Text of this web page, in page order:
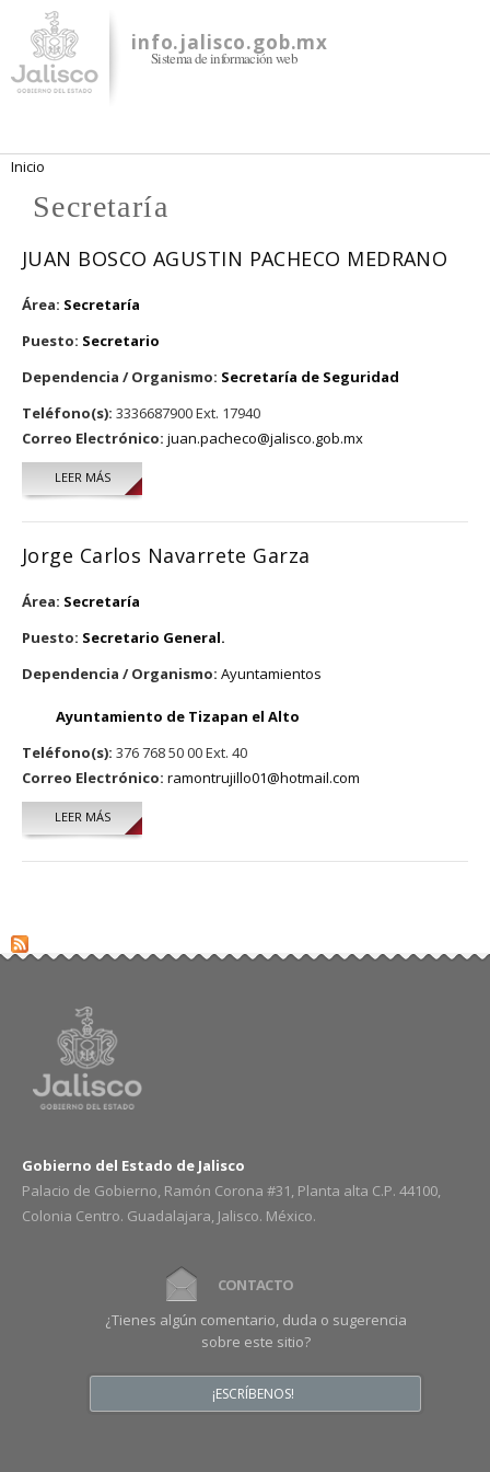
contenido
principal
info.jalisco.gob.mx
Sistema de información web
Se encuentra usted aquí
Inicio
Secretaría
JUAN BOSCO AGUSTIN PACHECO MEDRANO
Área: Secretaría
Puesto: Secretario
Dependencia / Organismo: Secretaría de Seguridad
Teléfono(s): 3336687900 Ext. 17940
Correo Electrónico: juan.pacheco@jalisco.gob.mx
LEER MÁSSOBRE JUAN BOSCO AGUSTIN PACHECO MEDRANO
Jorge Carlos Navarrete Garza
Área: Secretaría
Puesto: Secretario General.
Dependencia / Organismo: Ayuntamientos
Ayuntamiento de Tizapan el Alto
Teléfono(s): 376 768 50 00 Ext. 40
Correo Electrónico: ramontrujillo01@hotmail.com
LEER MÁSSOBRE JORGE CARLOS NAVARRETE GARZA
Gobierno del Estado de Jalisco
Palacio de Gobierno, Ramón Corona #31, Planta alta C.P. 44100,
Colonia Centro. Guadalajara, Jalisco. México.
CONTACTO
¿Tienes algún comentario, duda o sugerencia
sobre este sitio?
¡ESCRÍBENOS!